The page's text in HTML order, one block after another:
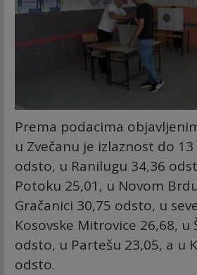
Prema podacima
u Zvečanu je izlaznost do 13
odsto, u Ranilugu 34,36
Potoku 25,01, u Novom
Gračanici 30,75 odsto, u
Kosovske Mitrovice 26,68, u
odsto, u Partešu 23,05, a u
odsto.